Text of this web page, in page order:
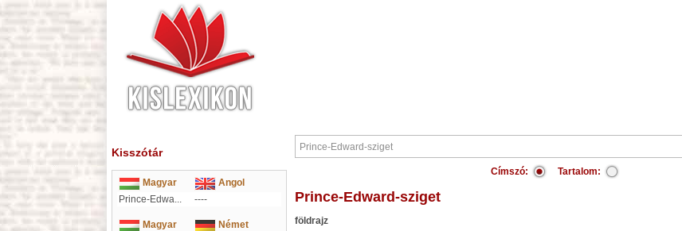
Kisszótár
Magyar
Angol
Prince-Edwa...
----
Magyar
Német
Címszó: Tartalom:
Prince-Edward-sziget
földrajz